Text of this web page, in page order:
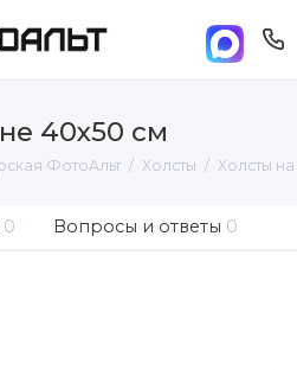
40х50 см
ФотоАльт Холсты Холсты
0 Вопросы и ответы 0